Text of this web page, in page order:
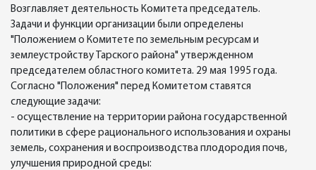
Возглавляет деятельность Комитета председатель.
Задачи и функции организации были определены
"Положением о Комитете по земельным ресурсам и
землеустройству Тарского района" утвержденном
председателем областного комитета. 29 мая 1995 года.
Согласно "Положения" перед Комитетом ставятся
следующие задачи:
- осуществление на территории района государственной
политики в сфере рационального использования и охраны
земель, сохранения и воспроизводства плодородия почв,
улучшения природной среды: